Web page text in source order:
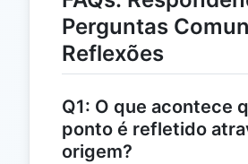
Perguntas
Reflexões
Q1: O que acontece
ponto é refletido
origem?